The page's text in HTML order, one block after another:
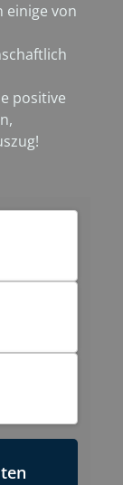
einige von
positive